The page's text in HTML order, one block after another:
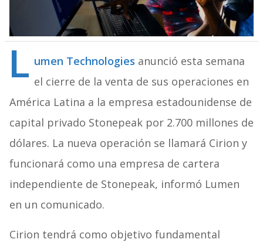
L umen Technologies anunció esta semana
el cierre de la venta de sus operaciones en
América Latina a la empresa estadounidense de
capital privado Stonepeak por 2.700 millones de
dólares. La nueva operación se llamará Cirion y
funcionará como una empresa de cartera
independiente de Stonepeak, informó Lumen
en un comunicado.
Cirion tendrá como objetivo fundamental